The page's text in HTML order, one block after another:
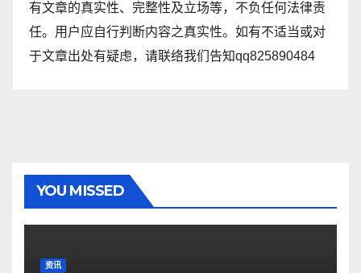
有文章的真实性、完整性及立场等，不负任何法律责
任。用户应自行判断内容之真实性。如有不适当或对
于文章出处有疑虑，请联络我们告知qq825890484
YOU MISSED
资讯